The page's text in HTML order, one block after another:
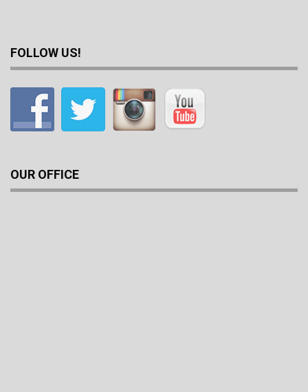
FOLLOW US!
OUR OFFICE